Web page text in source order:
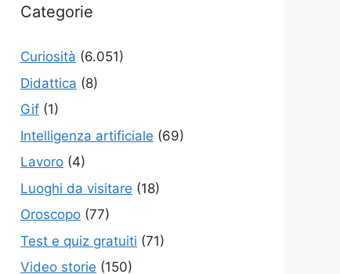
Categorie
Curiosità (6.051)
Didattica (8)
Gif (1)
Intelligenza artificiale (69)
Lavoro (4)
Luoghi da visitare (18)
Oroscopo (77)
Test e quiz gratuiti (71)
Video storie (150)